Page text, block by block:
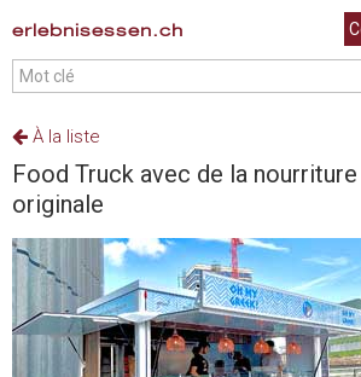
erlebnisessen.ch
À la liste
Food Truck avec de la
originale